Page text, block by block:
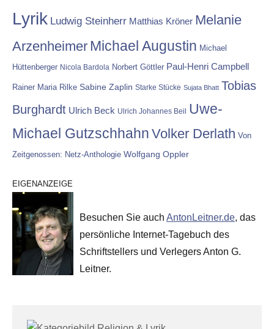
Lyrik Ludwig Steinherr Matthias Kröner Melanie
Arzenheimer Michael Augustin Michael
Hüttenberger Nicola Bardola Norbert Göttler Paul-Henri Campbell
Rainer Maria Rilke Sabine Zaplin Starke Stücke Sujata Bhatt Tobias
Burghardt Ulrich Beck Ulrich Johannes Beil Uwe-
Michael Gutzschhahn Volker Derlath Von
Zeitgenossen: Netz-Anthologie Wolfgang Oppler
EIGENANZEIGE
Besuchen Sie auch AntonLeitner.de, das
persönliche Internet-Tagebuch des
Schriftstellers und Verlegers Anton G.
Leitner.